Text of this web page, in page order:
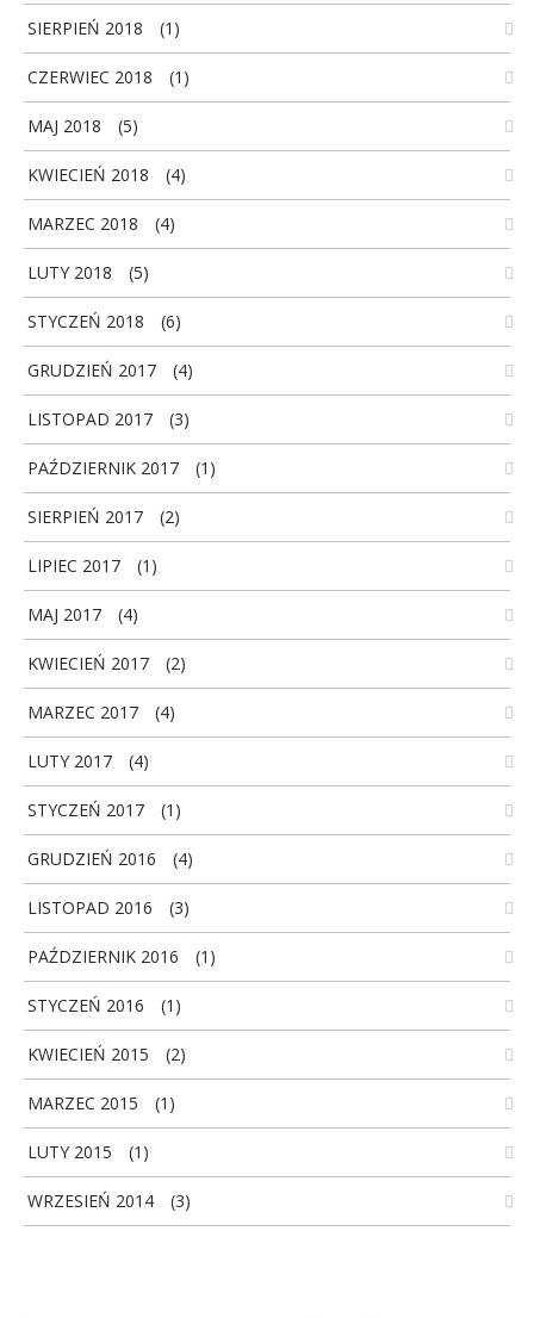
SIERPIEŃ 2018 (1)
CZERWIEC 2018 (1)
MAJ 2018 (5)
KWIECIEŃ 2018 (4)
MARZEC 2018 (4)
LUTY 2018 (5)
STYCZEŃ 2018 (6)
GRUDZIEŃ 2017 (4)
LISTOPAD 2017 (3)
PAŹDZIERNIK 2017 (1)
SIERPIEŃ 2017 (2)
LIPIEC 2017 (1)
MAJ 2017 (4)
KWIECIEŃ 2017 (2)
MARZEC 2017 (4)
LUTY 2017 (4)
STYCZEŃ 2017 (1)
GRUDZIEŃ 2016 (4)
LISTOPAD 2016 (3)
PAŹDZIERNIK 2016 (1)
STYCZEŃ 2016 (1)
KWIECIEŃ 2015 (2)
MARZEC 2015 (1)
LUTY 2015 (1)
WRZESIEŃ 2014 (3)